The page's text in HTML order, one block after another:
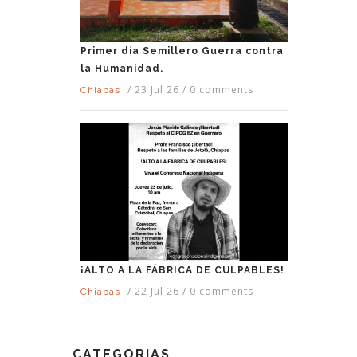
Primer día Semillero Guerra contra
la Humanidad.
Chiapas
/ 23 Jul 26 / 0 comments
¡ALTO A LA FÁBRICA DE CULPABLES!
Chiapas
/ 22 Jul 26 / 0 comments